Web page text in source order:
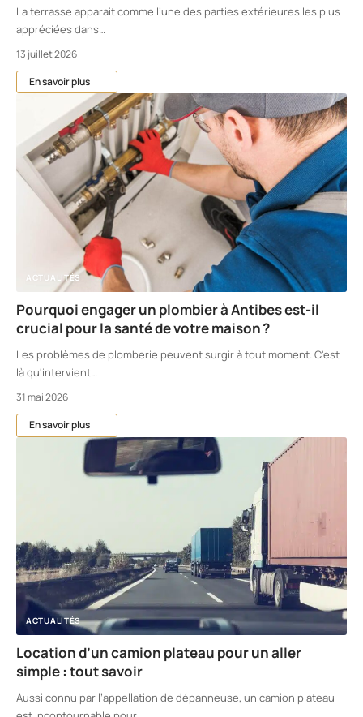
La terrasse apparait comme l’une des parties extérieures les plus
appréciées dans…
13 juillet 2026
En savoir plus
ACTUALITÉS
Pourquoi engager un plombier à Antibes est-il
crucial pour la santé de votre maison ?
Les problèmes de plomberie peuvent surgir à tout moment. C'est
là qu'intervient…
31 mai 2026
En savoir plus
ACTUALITÉS
Location d’un camion plateau pour un aller
simple : tout savoir
Aussi connu par l’appellation de dépanneuse, un camion plateau